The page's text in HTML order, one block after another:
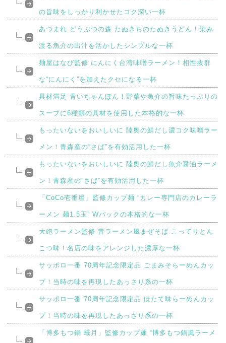
の旨味をしっかり利かせたコク深い一杯
あつまれ どうぶつの森 たぬきちのたぬきうどん！染み
渡る魚介の出汁を活かしたシンプルな一杯
麺屋はなび監修 にんにく台湾味噌ラーメン！相性抜群
な“にんにく”を加えたクセになる一杯
具材満足 青いちゃんぽん！野菜や魚介の旨味たっぷりの
スープに6種類の具材を使用した本格的な一杯
もったいないをおいしいに 陸奥の鯖だし濃コク味噌ラー
メン！青森産の“さば”を有効活用した一杯
もったいないをおいしいに 陸奥の鯖だし魚介醤油ラーメ
ン！青森産の“さば”を有効活用した一杯
「CoCo壱番屋」監修カップ麺 “カレー専門店のカレーラ
ーメン 麺1.5玉” Wパックの本格的な一杯
大砲ラーメン監修 昔ラーメン風まぜそば こってりとん
こつ味！名店の味をアレンジした濃厚な一杯
サッポロ一番 70周年記念限定品 ごまみそらーめんカッ
プ！当時の味を再現したあっさり系の一杯
サッポロ一番 70周年記念限定品 ほたて味らーめんカッ
プ！当時の味を再現したあっさり系の一杯
「博多もつ鍋 蟻月」監修カップ麺 “博多もつ鍋風ラーメ